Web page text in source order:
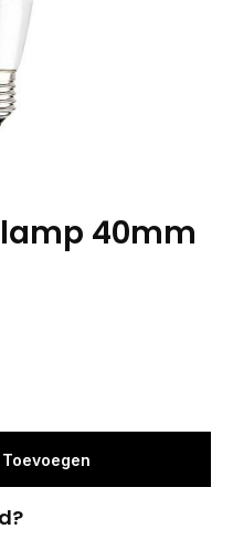
40mm
Toevoegen